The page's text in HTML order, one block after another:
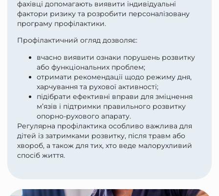
фахівці допомагають виявити індивідуальні
фактори ризику та розробити персоналізовану
програму профілактики.
Профілактичний огляд дозволяє:
вчасно виявити ознаки порушень розвитку
або функціональних проблем;
отримати рекомендації щодо режиму дня,
харчування та рухової активності;
підібрати ефективні вправи для зміцнення
м’язів і підтримки правильного розвитку
опорно-рухового апарату.
Регулярна профілактика особливо важлива для
дітей із затримками розвитку, після травм або
хвороб, а також для тих, хто веде малорухливий
спосіб життя.